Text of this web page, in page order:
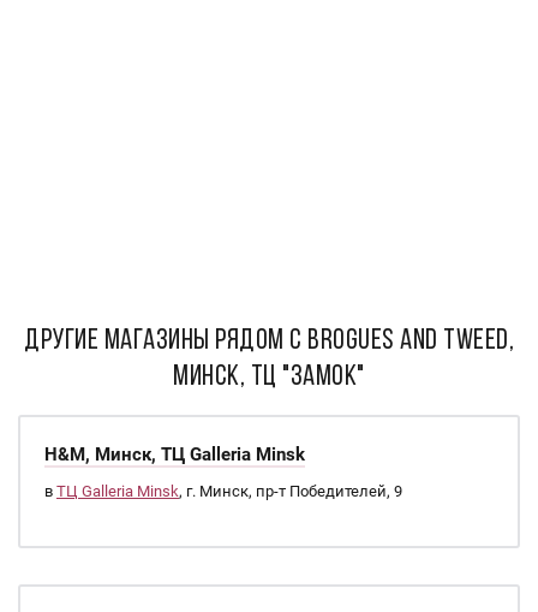
ДРУГИЕ МАГАЗИНЫ РЯДОМ С Brogues and Tweed,
Минск, ТЦ "Замок"
H&M, Минск, ТЦ Galleria Minsk
в ТЦ Galleria Minsk, г. Минск, пр-т Победителей, 9